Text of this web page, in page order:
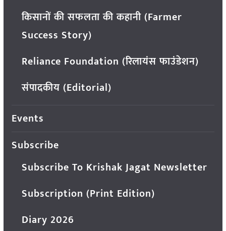
किसानों की सफलता की कहानी (Farmer
Success Story)
Reliance Foundation (रिलायंस फाउंडेशन)
संपादकीय (Editorial)
Events
Subscribe
Subscribe To Krishak Jagat Newsletter
Subscription (Print Edition)
Diary 2026